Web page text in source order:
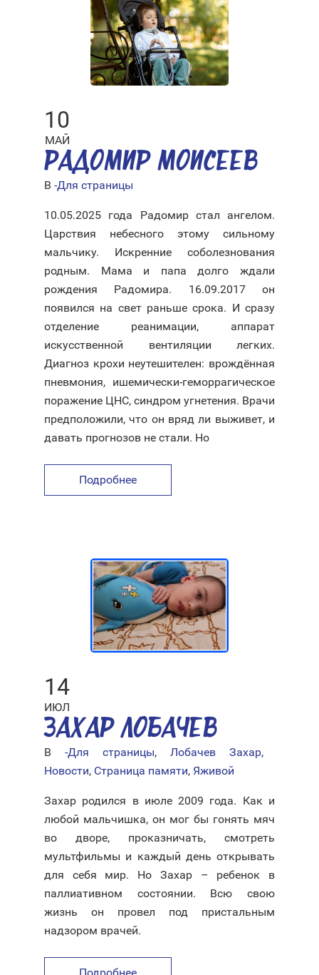
10
МАЙ
РАДОМИР МОИСЕЕВ
В -Для страницы
10.05.2025 года Радомир стал ангелом.
Царствия небесного этому сильному
мальчику. Искренние соболезнования
родным. Мама и папа долго ждали
рождения Радомира. 16.09.2017 он
появился на свет раньше срока. И сразу
отделение реанимации, аппарат
искусственной вентиляции легких.
Диагноз крохи неутешителен: врождённая
пневмония, ишемически-геморрагическое
поражение ЦНС, синдром угнетения. Врачи
предположили, что он вряд ли выживет, и
давать прогнозов не стали. Но
Подробнее
14
ИЮЛ
ЗАХАР ЛОБАЧЕВ
В -Для страницы, Лобачев Захар,
Новости, Страница памяти, Яживой
Захар родился в июле 2009 года. Как и
любой мальчишка, он мог бы гонять мяч
во дворе, проказничать, смотреть
мультфильмы и каждый день открывать
для себя мир. Но Захар – ребенок в
паллиативном состоянии. Всю свою
жизнь он провел под пристальным
надзором врачей.
Подробнее